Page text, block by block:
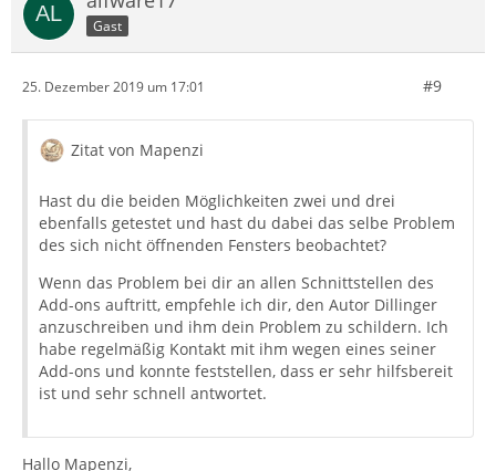
Gast
25. Dezember 2019 um 17:01 #9
Zitat von Mapenzi
Hast du die beiden Möglichkeiten zwei und drei
ebenfalls getestet und hast du dabei das selbe Problem
des sich nicht öffnenden Fensters beobachtet?
Wenn das Problem bei dir an allen Schnittstellen des
Add-ons auftritt, empfehle ich dir, den Autor Dillinger
anzuschreiben und ihm dein Problem zu schildern. Ich
habe regelmäßig Kontakt mit ihm wegen eines seiner
Add-ons und konnte feststellen, dass er sehr hilfsbereit
ist und sehr schnell antwortet.
Hallo Mapenzi,